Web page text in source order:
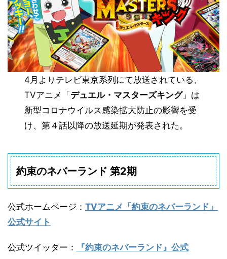
4月よりテレビ東京系列にて放送されている、
TVアニメ「 デュエル・マスターズキング」は
新型コロナウイルス感染拡大防止の影響を受
け、第４話以降の放送延期が発表された。
約束のネバーランド 第2期
公式ホームページ ： TVアニメ「約束のネバーランド」
公式サイト
公式ツイッター ： 『約束のネバーランド』公式